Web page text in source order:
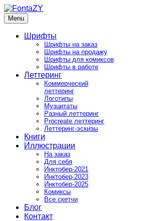
Skip
to
content
FontaZY
Fonts and pictures by Zakhar Yaschin
Menu
Шрифты
Шрифты на заказ
Шрифты на продажу
Шрифты для комиксов
Шрифты в работе
Леттеринг
Коммерческий
леттеринг
Логотипы
Музцитаты
Разный леттеринг
Procreate леттеринг
Леттеринг-эскизы
Книги
Иллюстрации
На заказ
Для себя
Инктобер-2021
Инктобер-2023
Инктобер-2025
Комиксы
Все скетчи
Блог
Контакт